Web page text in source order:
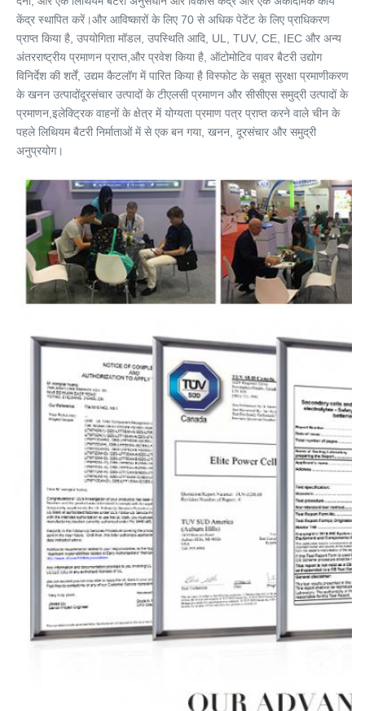
केंद्र स्थापित करें।और आविष्कारों के लिए 70 से अधिक पेटेंट के लिए प्राधिकरण
प्राप्त किया है, उपयोगिता मॉडल, उपस्थिति आदि, UL, TUV, CE, IEC और अन्य
अंतरराष्ट्रीय प्रमाणन प्राप्त,और प्रवेश किया है, ऑटोमोटिव पावर बैटरी उद्योग
विनिर्देश की शर्तें, उद्यम कैटलॉग में पारित किया है विस्फोट के सबूत सुरक्षा प्रमाणीकरण
के खनन उत्पादोंदूरसंचार उत्पादों के टीएलसी प्रमाणन और सीसीएस समुद्री उत्पादों के
प्रमाणन,इलेक्ट्रिक वाहनों के क्षेत्र में योग्यता प्रमाण पत्र प्राप्त करने वाले चीन के
पहले लिथियम बैटरी निर्माताओं में से एक बन गया, खनन, दूरसंचार और समुद्री
अनुप्रयोग।